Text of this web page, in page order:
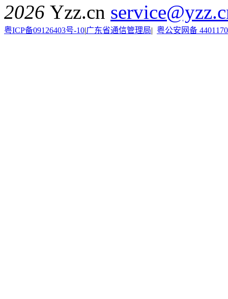
2026 Yzz.cn
粤ICP备09126403号-10|广东省通信管理局| 粤公安网备